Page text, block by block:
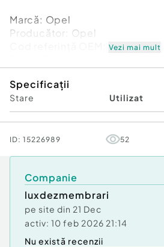
Marcă: Opel
Producător: Opel
Cod referinţă OEM: 45913932
Garanție
Vezi mai mult
Specificații
Stare Utilizat
ID: 15226989 52
Companie
luxdezmembrari
pe site din 21 Dec
activ: 10 feb 2026 21:14
Nu există recenzii